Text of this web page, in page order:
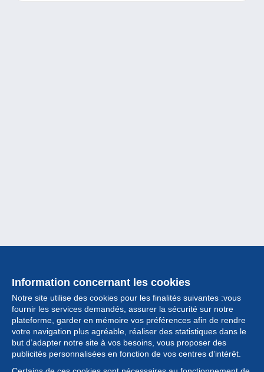
Information concernant les cookies
Notre site utilise des cookies pour les finalités suivantes :vous
fournir les services demandés, assurer la sécurité sur notre
plateforme, garder en mémoire vos préférences afin de rendre
votre navigation plus agréable, réaliser des statistiques dans le
but d’adapter notre site à vos besoins, vous proposer des
publicités personnalisées en fonction de vos centres d’intérêt.
Collection